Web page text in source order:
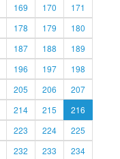
169 170
171
178 179
180
187 188
189
196 197
198
205 206
207
214 215
216
223 224
225
232 233 234